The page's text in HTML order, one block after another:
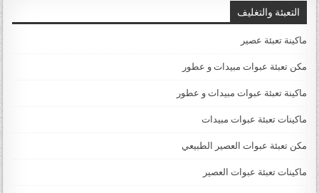
التعبئة والتغليف
ماكينة تعبئة عصير
مكن تعبئة عبوات مبيدات و عطور
ماكينة تعبئة عبوات مبيدات و عطور
ماكينات تعبئة عبوات مبيدات
مكن تعبئة عبوات العصير الطبيعي
ماكينات تعبئة عبوات العصير